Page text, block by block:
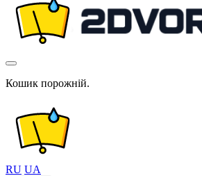
Кошик порожній.
RU UA